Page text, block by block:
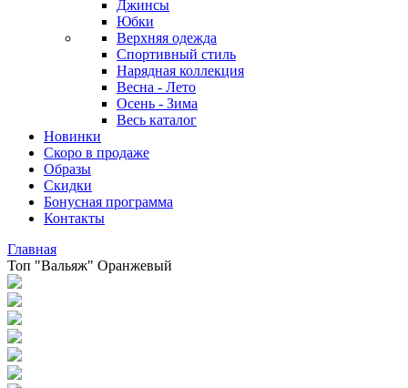
Джинсы
Юбки
Верхняя одежда
Спортивный стиль
Нарядная коллекция
Весна - Лето
Осень - Зима
Весь каталог
Новинки
Скоро в продаже
Образы
Скидки
Бонусная программа
Контакты
Главная
Топ "Вальяж" Оранжевый